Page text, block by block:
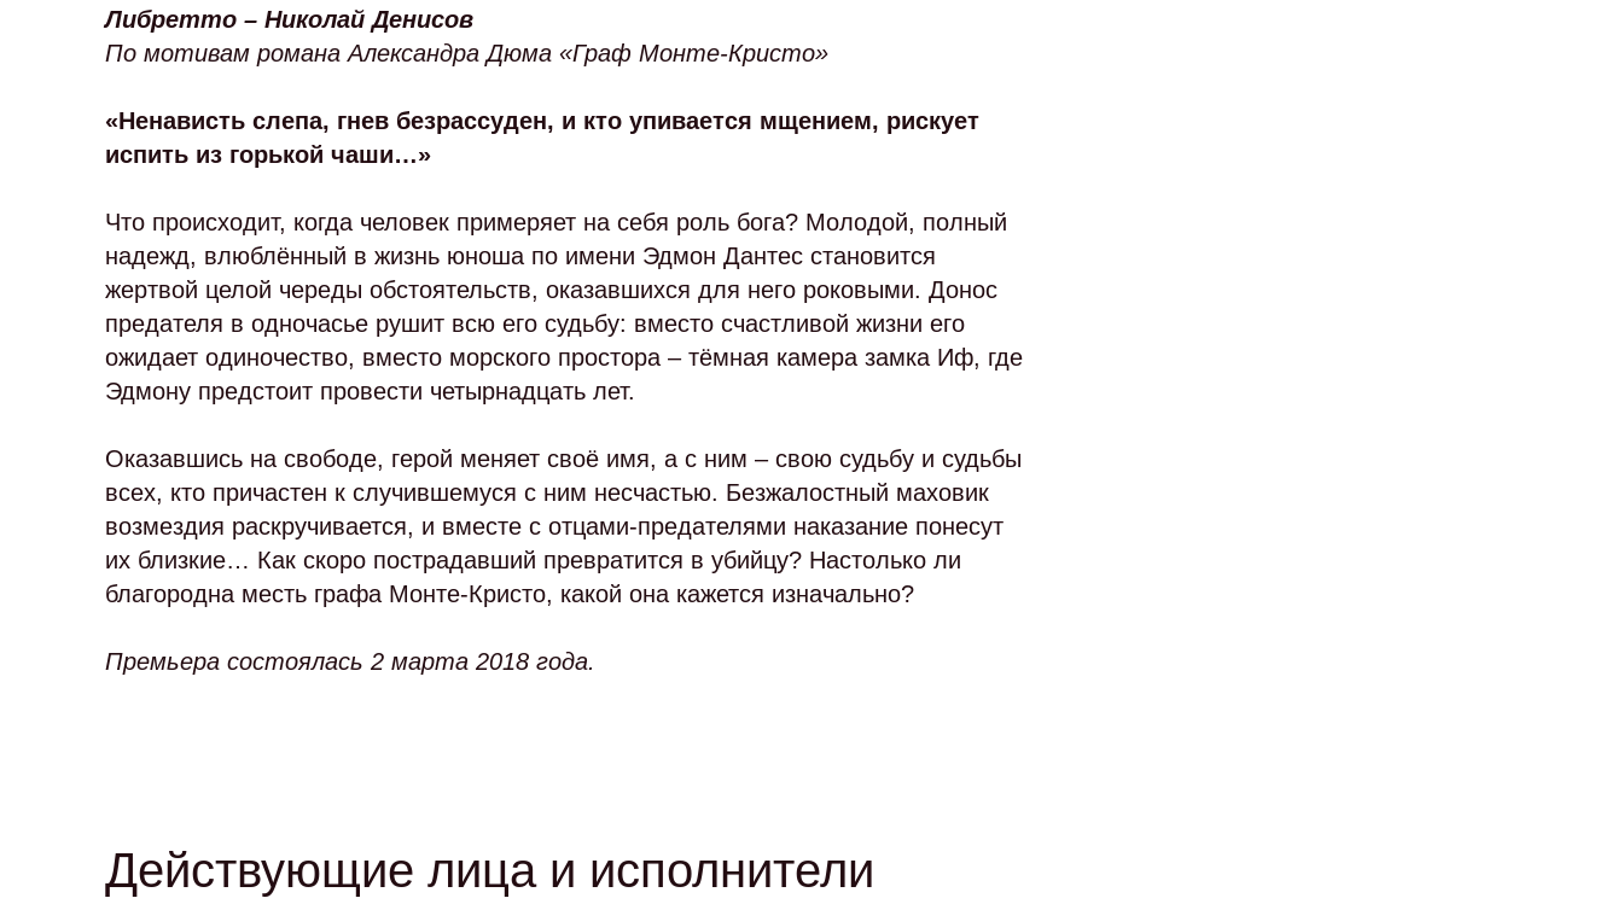
Либретто – Николай Денисов
По мотивам романа Александра Дюма «Граф Монте-Кристо»
«Ненависть слепа, гнев безрассуден, и кто упивается мщением, рискует
испить из горькой чаши…»
Что происходит, когда человек примеряет на себя роль бога? Молодой, полный
надежд, влюблённый в жизнь юноша по имени Эдмон Дантес становится
жертвой целой череды обстоятельств, оказавшихся для него роковыми. Донос
предателя в одночасье рушит всю его судьбу: вместо счастливой жизни его
ожидает одиночество, вместо морского простора – тёмная камера замка Иф, где
Эдмону предстоит провести четырнадцать лет.
Оказавшись на свободе, герой меняет своё имя, а с ним – свою судьбу и судьбы
всех, кто причастен к случившемуся с ним несчастью. Безжалостный маховик
возмездия раскручивается, и вместе с отцами-предателями наказание понесут
их близкие… Как скоро пострадавший превратится в убийцу? Настолько ли
благородна месть графа Монте-Кристо, какой она кажется изначально?
Премьера состоялась 2 марта 2018 года.
Действующие лица и исполнители